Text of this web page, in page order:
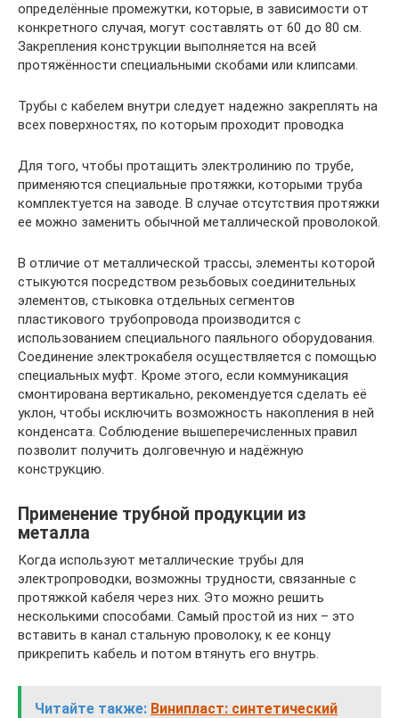
определённые промежутки, которые, в зависимости от
конкретного случая, могут составлять от 60 до 80 см.
Закрепления конструкции выполняется на всей
протяжённости специальными скобами или клипсами.
Трубы с кабелем внутри следует надежно закреплять на
всех поверхностях, по которым проходит проводка
Для того, чтобы протащить электролинию по трубе,
применяются специальные протяжки, которыми труба
комплектуется на заводе. В случае отсутствия протяжки
ее можно заменить обычной металлической проволокой.
В отличие от металлической трассы, элементы которой
стыкуются посредством резьбовых соединительных
элементов, стыковка отдельных сегментов
пластикового трубопровода производится с
использованием специального паяльного оборудования.
Соединение электрокабеля осуществляется с помощью
специальных муфт. Кроме этого, если коммуникация
смонтирована вертикально, рекомендуется сделать её
уклон, чтобы исключить возможность накопления в ней
конденсата. Соблюдение вышеперечисленных правил
позволит получить долговечную и надёжную
конструкцию.
Применение трубной продукции из
металла
Когда используют металлические трубы для
электропроводки, возможны трудности, связанные с
протяжкой кабеля через них. Это можно решить
несколькими способами. Самый простой из них – это
вставить в канал стальную проволоку, к ее концу
прикрепить кабель и потом втянуть его внутрь.
Читайте также: Винипласт: синтетический